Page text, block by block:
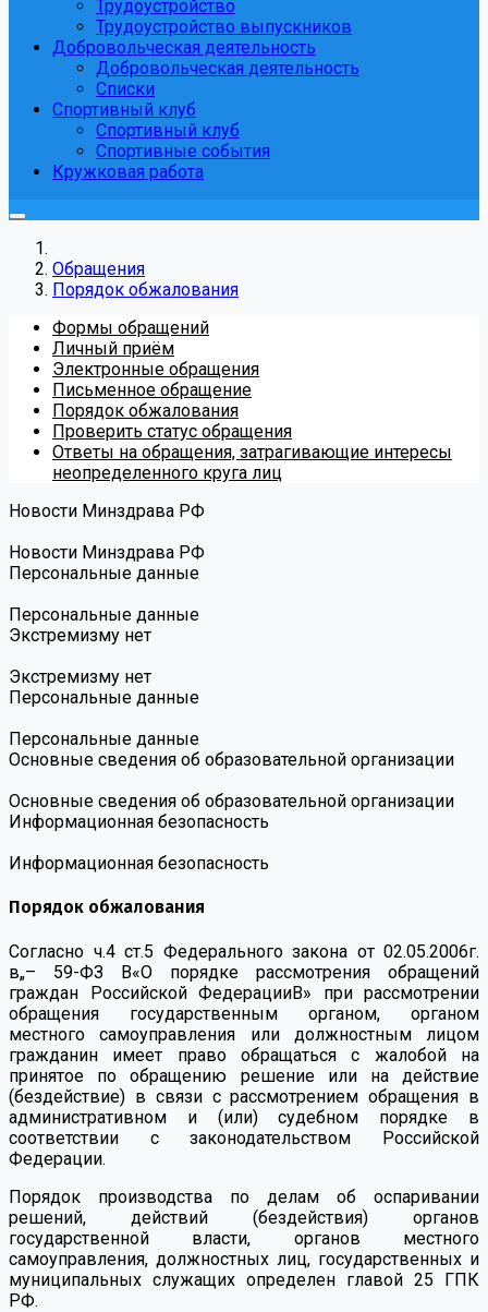
Трудоустройство
Трудоустройство выпускников
Добровольческая деятельность
Добровольческая деятельность
Списки
Спортивный клуб
Спортивный клуб
Спортивные события
Кружковая работа
Обращения
Порядок обжалования
Формы обращений
Личный приём
Электронные обращения
Письменное обращение
Порядок обжалования
Проверить статус обращения
Ответы на обращения, затрагивающие интересы
неопределенного круга лиц
Новости Минздрава РФ
Новости Минздрава РФ
Персональные данные
Персональные данные
Экстремизму нет
Экстремизму нет
Персональные данные
Персональные данные
Основные сведения об образовательной организации
Основные сведения об образовательной организации
Информационная безопасность
Информационная безопасность
Порядок обжалования
Согласно ч.4 ст.5 Федерального закона от 02.05.2006г.
в„– 59-ФЗ В«О порядке рассмотрения обращений
граждан Российской ФедерацииВ» при рассмотрении
обращения государственным органом, органом
местного самоуправления или должностным лицом
гражданин имеет право обращаться с жалобой на
принятое по обращению решение или на действие
(бездействие) в связи с рассмотрением обращения в
административном и (или) судебном порядке в
соответствии с законодательством Российской
Федерации.
Порядок производства по делам об оспаривании
решений, действий (бездействия) органов
государственной власти, органов местного
самоуправления, должностных лиц, государственных и
муниципальных служащих определен главой 25 ГПК
РФ.